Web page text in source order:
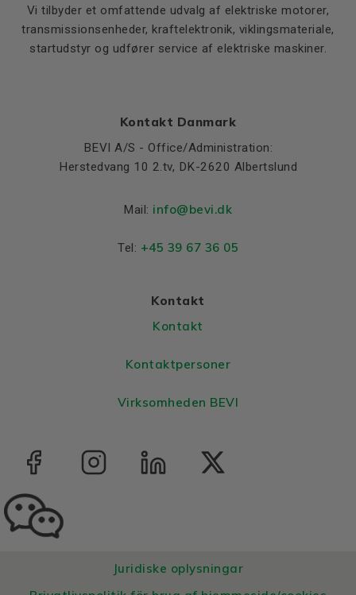
Vi tilbyder et omfattende udvalg af elektriske motorer,
transmissionsenheder, kraftelektronik, viklingsmateriale,
startudstyr og udfører service af elektriske maskiner.
Kontakt Danmark
BEVI A/S - Office/Administration:
Herstedvang 10 2.tv, DK-2620 Albertslund
Mail: info@bevi.dk
Tel: +45 39 67 36 05
Kontakt
Kontakt
Kontaktpersoner
Virksomheden BEVI
Juridiske oplysningar